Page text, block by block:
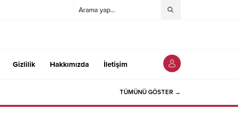
Gizlilik Hakkımızda İletişim
TÜMÜNÜ GÖSTER →